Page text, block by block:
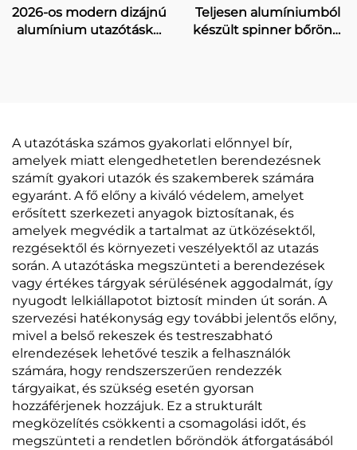
2026-os modern dizájnú
alumínium utazótáska,
Teljesen alumíniumból
készült spinner bőrönd,
A utazótáska számos gyakorlati előnnyel bír,
amelyek miatt elengedhetetlen berendezésnek
számít gyakori utazók és szakemberek számára
egyaránt. A fő előny a kiváló védelem, amelyet
erősített szerkezeti anyagok biztosítanak, és
amelyek megvédik a tartalmat az ütközésektől,
rezgésektől és környezeti veszélyektől az utazás
során. A utazótáska megszünteti a berendezések
vagy értékes tárgyak sérülésének aggodalmát, így
nyugodt lelkiállapotot biztosít minden út során. A
szervezési hatékonyság egy további jelentős előny,
mivel a belső rekeszek és testreszabható
elrendezések lehetővé teszik a felhasználók
számára, hogy rendszerszerűen rendezzék
tárgyaikat, és szükség esetén gyorsan
hozzáférjenek hozzájuk. Ez a strukturált
megközelítés csökkenti a csomagolási időt, és
megszünteti a rendetlen bőröndök átforgatásából